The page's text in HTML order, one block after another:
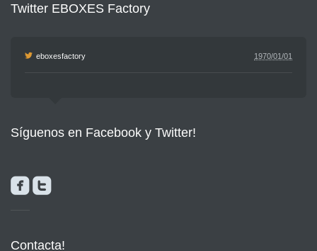
Twitter EBOXES Factory
eboxesfactory 1970/01/01
Síguenos en Facebook y Twitter!
Contacta!